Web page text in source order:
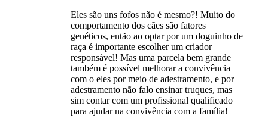
Eles são uns fofos não é mesmo?! Muito do
comportamento dos cães são fatores
genéticos, então ao optar por um doguinho de
raça é importante escolher um criador
responsável! Mas uma parcela bem grande
também é possível melhorar a convivência
com o eles por meio de adestramento, e por
adestramento não falo ensinar truques, mas
sim contar com um profissional qualificado
para ajudar na convivência com a família!